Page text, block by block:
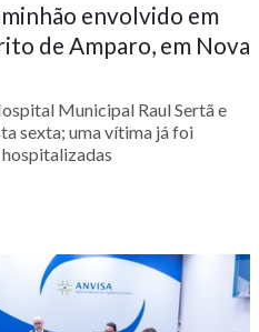
envolvido em
de Amparo, em Nova
Municipal Raul Sertã e
sexta; uma vítima já foi